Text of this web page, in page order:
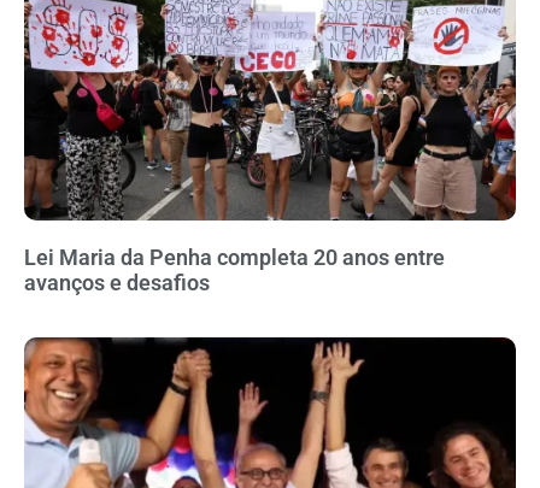
Lei Maria da Penha completa 20 anos entre
avanços e desafios